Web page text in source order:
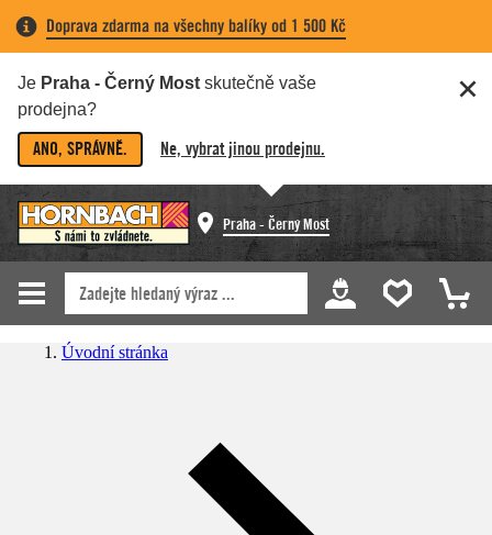
Doprava zdarma na všechny balíky od 1 500 Kč
Je Praha - Černý Most skutečně vaše
prodejna?
ANO, SPRÁVNĚ. Ne, vybrat jinou prodejnu.
Praha - Černý Most
Úvodní stránka